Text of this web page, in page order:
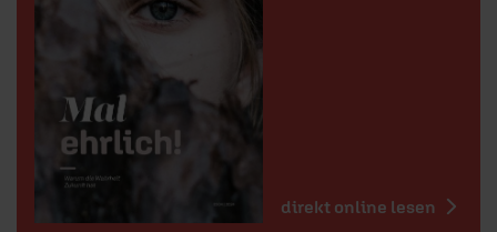
direkt online lesen